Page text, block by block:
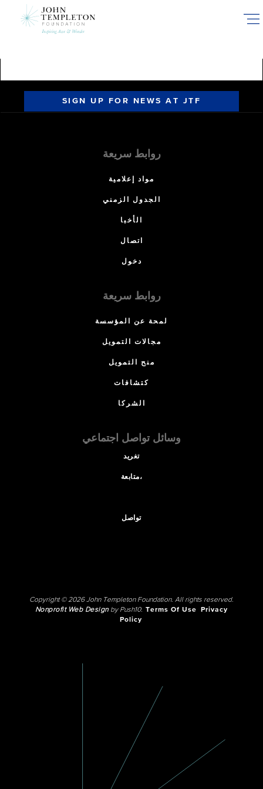
SIGN UP FOR NEWS AT JTF
روابط سريعة
مواد إعلامية
الجدول الزمني
الأخبا
اتصال
دخول
روابط سريعة
لمحة عن المؤسسة
مجالات التمويل
منح التمويل
كتشافات
الشركا
وسائل تواصل اجتماعي
تغريد
متابعة،
تواصل
Copyright © 2026 John Templeton Foundation. All rights reserved.
Nonprofit Web Designby Push10. Terms Of Use
Privacy
Policy